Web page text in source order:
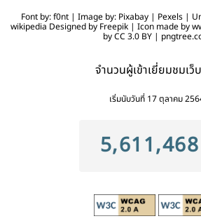
Font by: f0nt | Image by: Pixabay | Pexels |
wikipedia Designed by Freepik | Icon made by
by CC 3.0 BY |
จำนวนผู้เข้าเยี่ยมชมเว็
เริ่มนับวันที่ 17 ตุลาคม